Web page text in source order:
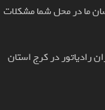
ما در محل شما مشکلات
رادیاتور در کرج استان